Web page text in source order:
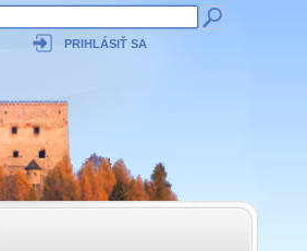
PRIHLÁSIŤ SA